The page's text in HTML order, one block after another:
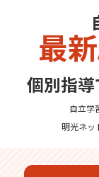
無
最
個別指導
自立学
明光ネッ